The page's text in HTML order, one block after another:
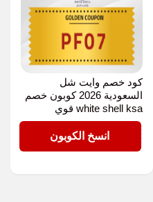
كود خصم وايت شل
السعودية 2026 كوبون خصم
white shell ksa قوي
PF07انسخ الكوبون